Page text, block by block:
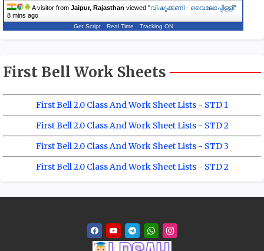
A visitor from Jaipur, Rajasthan viewed "വിഷുക്കണി - വൈലോപ്പിള്ളി"
8 mins ago
Get Script Real Time Tracking ON
First Bell Work Sheets
First Bell 2.0 Class And Work Sheet Lists - STD 1
First Bell 2.0 Class And Work Sheet Lists - STD 2
First Bell 2.0 Class And Work Sheet Lists - STD 3
First Bell 2.0 Class And Work Sheet Lists - STD 2